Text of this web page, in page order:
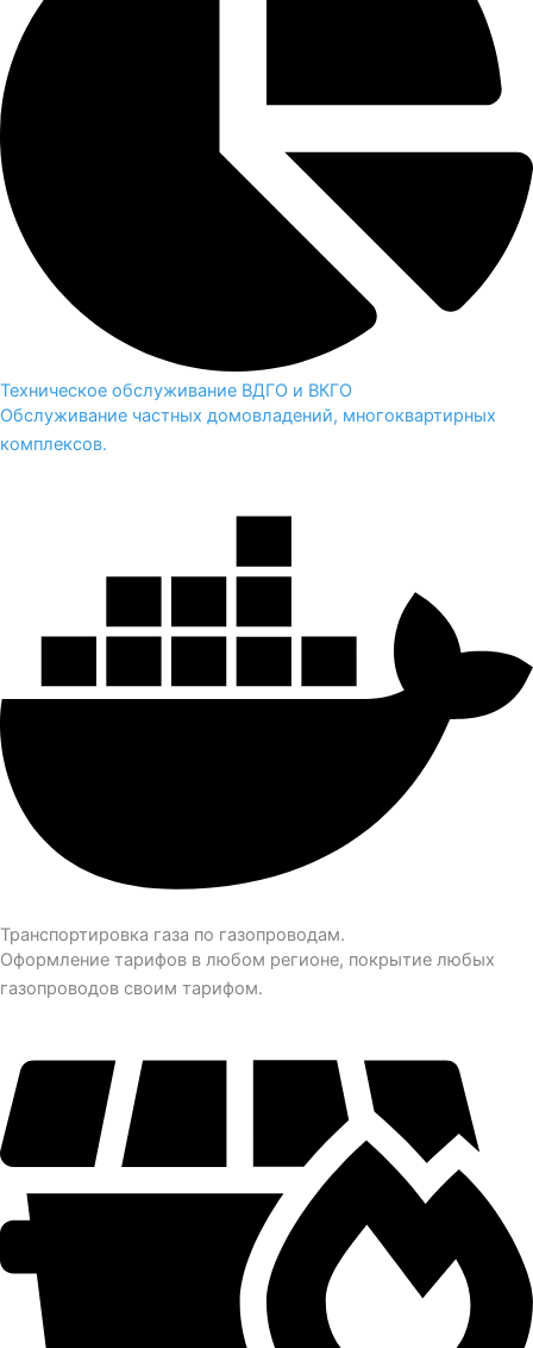
Техническое обслуживание ВДГО и ВКГО
Обслуживание частных домовладений, многоквартирных
комплексов.
Транспортировка газа по газопроводам.
Оформление тарифов в любом регионе, покрытие любых
газопроводов своим тарифом.